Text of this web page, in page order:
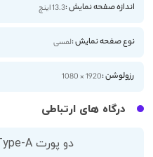
اندازه صفحه نمایش :13.3 اینچ
نوع صفحه نمایش :لمسی
رزولوشن :1920 × 1080
درگاه های ارتباطی
دو پورت USB Type-A